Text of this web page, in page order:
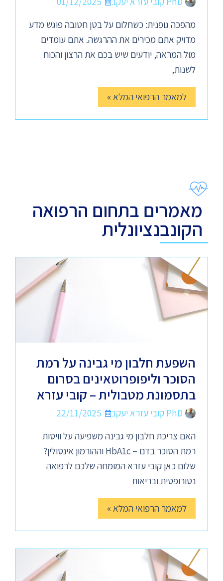
מהפכה גופנית: כשחלום על בטן חטובה פוגש מדע
מדויק אתם מכירים את ההרגשה. אתם עומדים
מול המראה, יודעים שיש בכם את הרצון והכוח
לשנות,
למאמר הרפואי המלא »
מאמרים בתחום הרפואה
הקונבנציונלית
השפעת חלבון מי גבינה על רמת
הסוכר וליפופרוטאינים בסרום
בתסמונת מטבולית – קובי עזרא
PhD קובי עזרא יעקב
22/11/2025
האם צריכת חלבון מי גבינה משפיעה על וויסות
רמת הסוכר בדם – HbA1c וההורמון אינסולין?
שלום כאן קובי עזרא המומחה שלכם לרפואה
נטורופטית ובריאות
למאמר הרפואי המלא »